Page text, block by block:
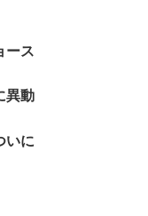
ース
異動
いに